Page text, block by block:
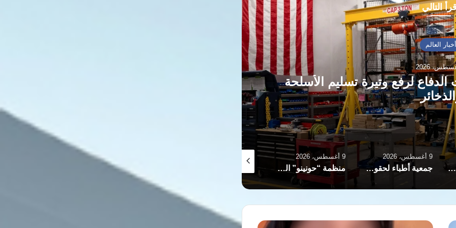
التالي
أخبار العالم
لرفع وتيرة تسليم الأسلحة
المرصد التونسي لحقوق الإنسان: عوائق إدارية تحرم الأطفال المهاجرين من مقاعد الدراسة
9 أغسطس، 2026
جمعية أطباء لحقوق الإنسان تكشف انتهاكات مروعة تعرض لها الطبيب حسام أبو صفية
9 أغسطس، 2026
منظمة “حونينو” القانونية الإسرائيلية تكشف شبكة الدعم المالي للمستوطنين في الضفة الغربية
9 أغسطس، 2026
تجديد